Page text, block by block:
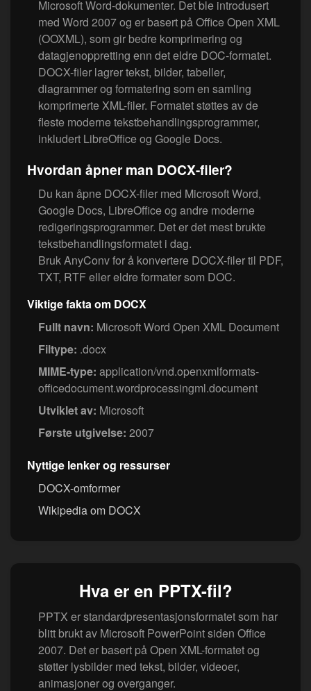
Microsoft Word-dokumenter. Det ble introdusert
med Word 2007 og er basert på Office Open XML
(OOXML), som gir bedre komprimering og
datagjenoppretting enn det eldre DOC-formatet.
DOCX-filer lagrer tekst, bilder, tabeller,
diagrammer og formatering som en samling
komprimerte XML-filer. Formatet støttes av de
fleste moderne tekstbehandlingsprogrammer,
inkludert LibreOffice og Google Docs.
Hvordan åpner man DOCX-filer?
Du kan åpne DOCX-filer med Microsoft Word,
Google Docs, LibreOffice og andre moderne
redigeringsprogrammer. Det er det mest brukte
tekstbehandlingsformatet i dag.
Bruk AnyConv for å konvertere DOCX-filer til PDF,
TXT, RTF eller eldre formater som DOC.
Viktige fakta om DOCX
Fullt navn: Microsoft Word Open XML Document
Filtype: .docx
MIME-type: application/vnd.openxmlformats-
officedocument.wordprocessingml.document
Utviklet av: Microsoft
Første utgivelse: 2007
Nyttige lenker og ressurser
DOCX-omformer
Wikipedia om DOCX
Hva er en PPTX-fil?
PPTX er standardpresentasjonsformatet som har
blitt brukt av Microsoft PowerPoint siden Office
2007. Det er basert på Open XML-formatet og
støtter lysbilder med tekst, bilder, videoer,
animasjoner og overganger.